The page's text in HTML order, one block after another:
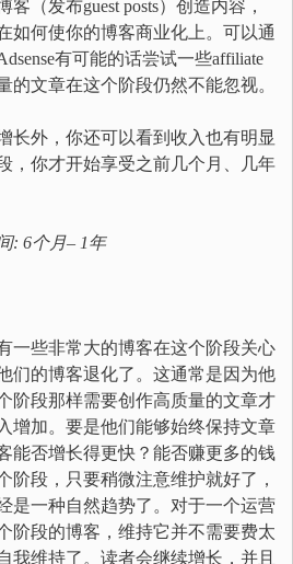
（发布guest posts）创造内容，
如何使你的博客商业化上。可以通
有可能的话尝试一些affiliate
的文章在这个阶段仍然不能忽视。
长外，你还可以看到收入也有明显
，你才开始享受之前几个月、几年
: 6个月– 1年
一些非常大的博客在这个阶段关心
们的博客退化了。这通常是因为他
阶段那样需要创作高质量的文章才
增加。要是他们能够始终保持文章
能否增长得更快？能否赚更多的钱
阶段，只要稍微注意维护就好了，
是一种自然趋势了。对于一个运营
阶段的博客，维持它并不需要费太
我维持了。读者会继续增长，并且